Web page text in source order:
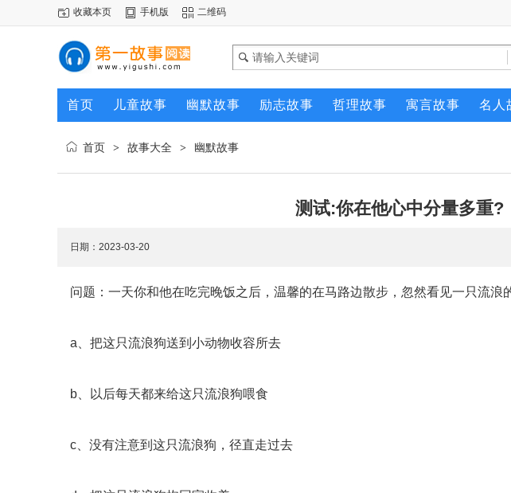
收藏本页 手机版 二维码
首页 儿童故事 幽默故事 励志故事 哲理故事 寓言故事 名人
首页 > 故事大全 > 幽默故事
测试:你在他心中分量多重?
日期：2023-03-20
问题：一天你和他在吃完晚饭之后，温馨的在马路边散步，忽然看见一只流浪
a、把这只流浪狗送到小动物收容所去
b、以后每天都来给这只流浪狗喂食
c、没有注意到这只流浪狗，径直走过去